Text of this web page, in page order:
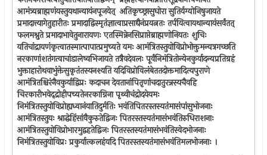
आमंत्र्यब्राह्मणंयस्तुयथान्यायंनपूजयेत् ‍ अतिकृच्छ्रासुघोरा सुतिर्यग्योनिषुजायते
प्रमादात्त्यागेतुहारीतः प्रमादाद्विस्मृतंज्ञात्वाप्रसाद्यैनंप्रयत्नतः तर्पयित्वायथान्यायंसर्वंतत् ‍
फलमश्नुते प्रमादाभावेतुनारायणः एतस्मिन्नेनसिप्राप्तेब्राह्मणोनियतः शुचिः
यतिचांद्रायणंकृत्वातस्मात्पापात्प्रमुच्यते यमः आमंत्रितस्तुयोविप्रोभोक्तुमन्यत्रगच्छति
नरकाणांशतंगत्वाचांडालेष्वभिजायते तत्रैवदेवलः पूर्वंनिमंत्रितोन्येनकुर्यादन्यप्रतिग्रहं
भुक्ताहारोथवाभुंक्तेसुकृतंतस्यनश्यति यदिविप्रोविलंबेततदोक्तमादित्यपुराणे
आमंत्रितश्चिरंनैवकुर्याद्विप्रः कदाचन देवतानांपितृणांचदातुरन्नस्यचैवहि
चिरकारीभवेद्द्रोहीपच्यतेनरकाग्निना पृथ्वीचंद्रोदयेयमः
निमंत्रितस्तुयोविप्रोह्यध्वानंयातिदुर्मतिः भवंतिपितरस्तस्यतंमासंपांसुभोजनाः
आमंत्रितस्तुयः श्राद्धेहिंसांवैकुरुतेद्विजः पितरस्तस्यतंमासंभवंतिरुधिराशनाः
आमंत्रितस्तुयोविप्रोभारमुद्वहतेद्विजः पितरस्तस्यतंमासंभवंतिस्वेदभोजनाः
निमंत्रितस्तुयोविप्रः प्रकुर्यात्कलहंयदि पितरस्तस्यतंमासंभवंतिमलभोजनाः ।